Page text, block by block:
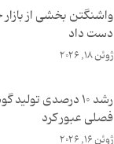
واشنگتن بخشی از
دست داد
ژوئن 18, 2026
رشد ۱۰ درصدی
فصلی عبور کرد
ژوئن 16, 2026